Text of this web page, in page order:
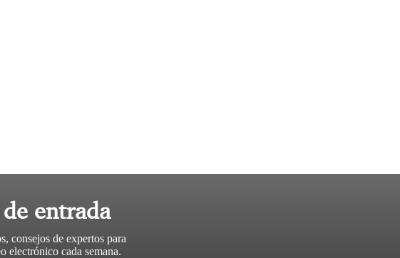
entrada
consejos de expertos para
electrónico cada semana.